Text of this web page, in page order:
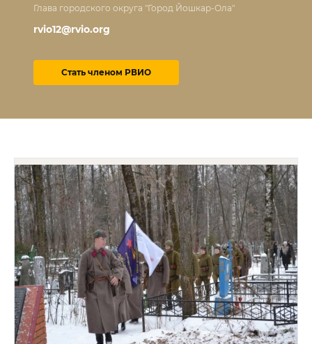
Глава городского округа "Город Йошкар-Ола"
rvio12@rvio.org
Стать членом РВИО